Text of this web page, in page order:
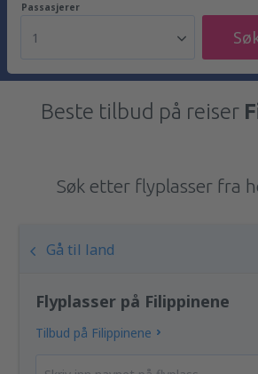
Passasjerer
1
Beste tilbud på reiser
Søk etter flyplasser fra
Gå til land
Flyplasser på Filippinene
Tilbud på Filippinene